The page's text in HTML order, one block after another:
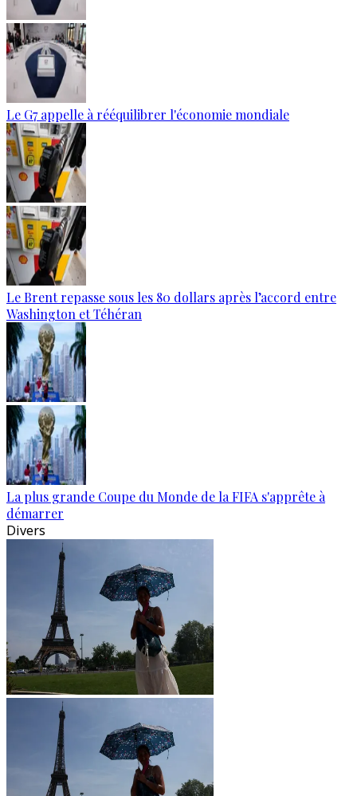
Le G7 appelle à rééquilibrer l'économie mondiale
Le Brent repasse sous les 80 dollars après l’accord entre
Washington et Téhéran
La plus grande Coupe du Monde de la FIFA s'apprête à
démarrer
Divers